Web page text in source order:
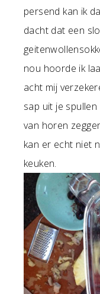
persend kan ik
dacht dat een
nou hoorde ik
acht mij
sap uit je
van horen
kan er echt niet
keuken.